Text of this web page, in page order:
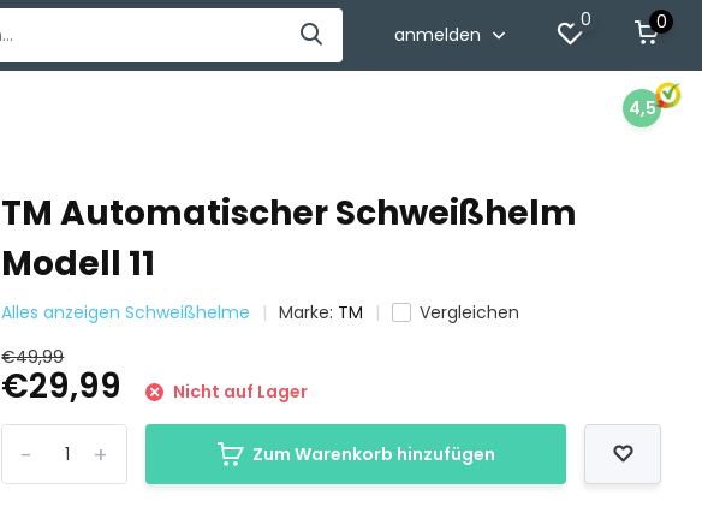
anmelden
0 0
4,5
TM Automatischer Schweißhelm
Modell 11
Alles anzeigen Schweißhelme Marke: TM
Vergleichen
€49,99
€29,99 Nicht auf Lager
+
- Zum Warenkorb hinzufügen